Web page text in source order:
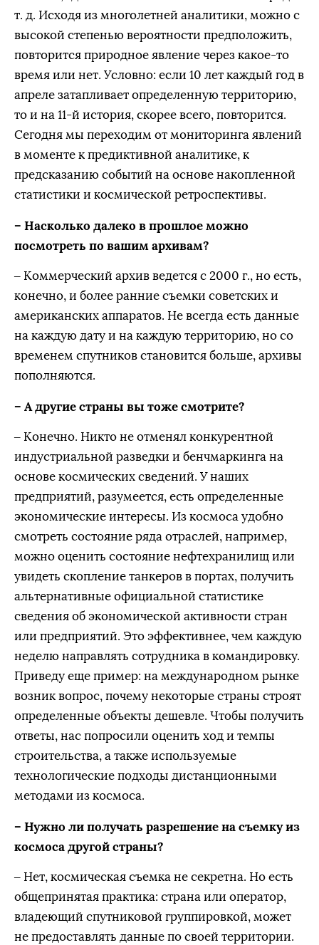
т. д. Исходя из многолетней аналитики, можно с
высокой степенью вероятности предположить,
повторится природное явление через какое-то
время или нет. Условно: если 10 лет каждый год в
апреле затапливает определенную территорию,
то и на 11-й история, скорее всего, повторится.
Сегодня мы переходим от мониторинга явлений
в моменте к предиктивной аналитике, к
предсказанию событий на основе накопленной
статистики и космической ретроспективы.
– Насколько далеко в прошлое можно
посмотреть по вашим архивам?
– Коммерческий архив ведется с 2000 г., но есть,
конечно, и более ранние съемки советских и
американских аппаратов. Не всегда есть данные
на каждую дату и на каждую территорию, но со
временем спутников становится больше, архивы
пополняются.
– А другие страны вы тоже смотрите?
– Конечно. Никто не отменял конкурентной
индустриальной разведки и бенчмаркинга на
основе космических сведений. У наших
предприятий, разумеется, есть определенные
экономические интересы. Из космоса удобно
смотреть состояние ряда отраслей, например,
можно оценить состояние нефтехранилищ или
увидеть скопление танкеров в портах, получить
альтернативные официальной статистике
сведения об экономической активности стран
или предприятий. Это эффективнее, чем каждую
неделю направлять сотрудника в командировку.
Приведу еще пример: на международном рынке
возник вопрос, почему некоторые страны строят
определенные объекты дешевле. Чтобы получить
ответы, нас попросили оценить ход и темпы
строительства, а также используемые
технологические подходы дистанционными
методами из космоса.
– Нужно ли получать разрешение на съемку из
космоса другой страны?
– Нет, космическая съемка не секретна. Но есть
общепринятая практика: страна или оператор,
владеющий спутниковой группировкой, может
не предоставлять данные по своей территории.